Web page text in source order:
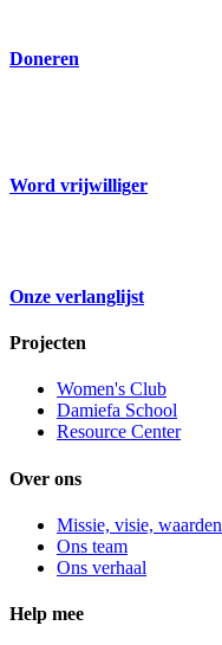
Doneren
Word vrijwilliger
Onze verlanglijst
Projecten
Women's Club
Damiefa School
Resource Center
Over ons
Missie, visie, waarden
Ons team
Ons verhaal
Help mee